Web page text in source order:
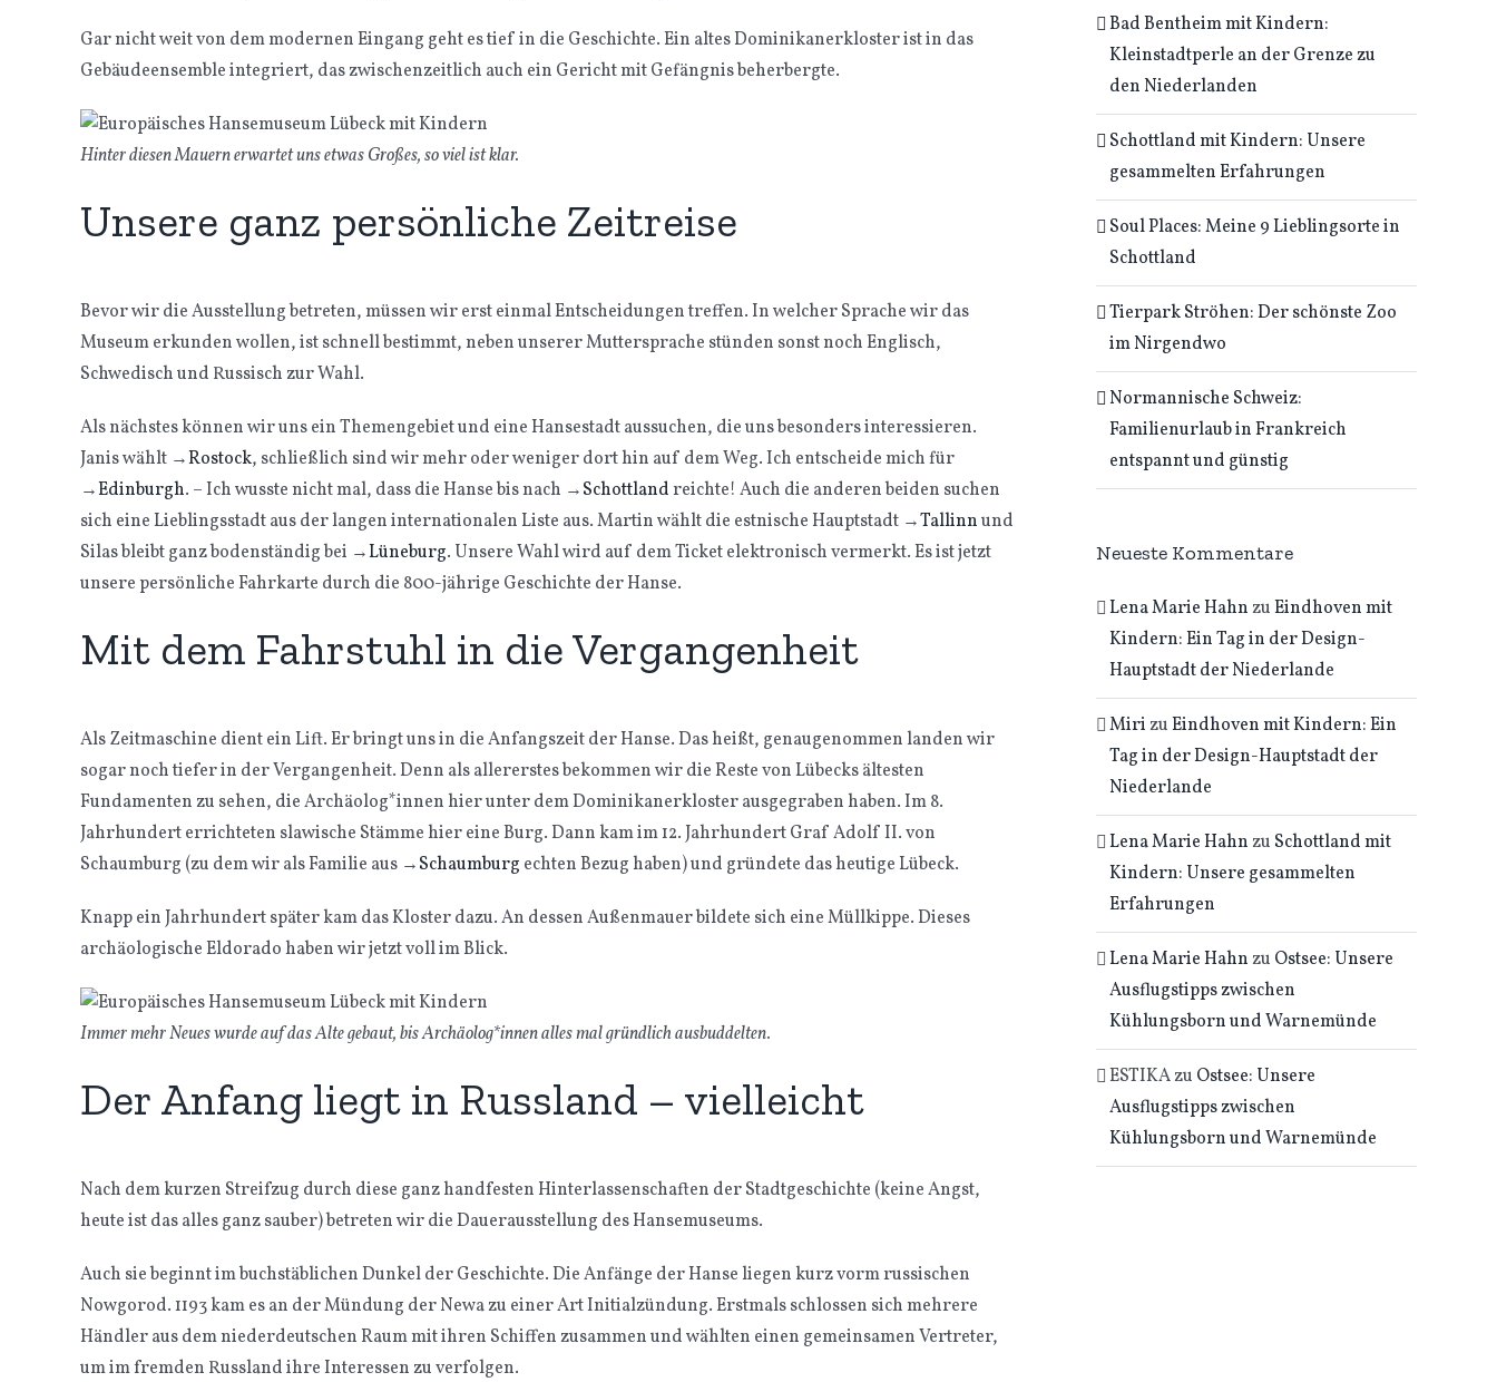
Gar nicht weit von dem modernen Eingang geht es tief in die Geschichte. Ein altes Dominikanerkloster ist in das
Gebäudeensemble integriert, das zwischenzeitlich auch ein Gericht mit Gefängnis beherbergte.
Hinter diesen Mauern erwartet uns etwas Großes, so viel ist klar.
Unsere ganz persönliche Zeitreise
Bevor wir die Ausstellung betreten, müssen wir erst einmal Entscheidungen treffen. In welcher Sprache wir das
Museum erkunden wollen, ist schnell bestimmt, neben unserer Muttersprache stünden sonst noch Englisch,
Schwedisch und Russisch zur Wahl.
Als nächstes können wir uns ein Themengebiet und eine Hansestadt aussuchen, die uns besonders interessieren.
Janis wählt →Rostock, schließlich sind wir mehr oder weniger dort hin auf dem Weg. Ich entscheide mich für
→Edinburgh. – Ich wusste nicht mal, dass die Hanse bis nach →Schottland reichte! Auch die anderen beiden suchen
sich eine Lieblingsstadt aus der langen internationalen Liste aus. Martin wählt die estnische Hauptstadt →Tallinnund
Silas bleibt ganz bodenständig bei →Lüneburg. Unsere Wahl wird auf dem Ticket elektronisch vermerkt. Es ist jetzt
unsere persönliche Fahrkarte durch die 800-jährige Geschichte der Hanse.
Mit dem Fahrstuhl in die Vergangenheit
Als Zeitmaschine dient ein Lift. Er bringt uns in die Anfangszeit der Hanse. Das heißt, genaugenommen landen wir
sogar noch tiefer in der Vergangenheit. Denn als allererstes bekommen wir die Reste von Lübecks ältesten
Fundamenten zu sehen, die Archäolog*innen hier unter dem Dominikanerkloster ausgegraben haben. Im 8.
Jahrhundert errichteten slawische Stämme hier eine Burg. Dann kam im 12. Jahrhundert Graf Adolf II. von
Schaumburg (zu dem wir als Familie aus →Schaumburg echten Bezug haben) und gründete das heutige Lübeck.
Knapp ein Jahrhundert später kam das Kloster dazu. An dessen Außenmauer bildete sich eine Müllkippe. Dieses
archäologische Eldorado haben wir jetzt voll im Blick.
Immer mehr Neues wurde auf das Alte gebaut, bis Archäolog*innen alles mal gründlich ausbuddelten.
Der Anfang liegt in Russland – vielleicht
Nach dem kurzen Streifzug durch diese ganz handfesten Hinterlassenschaften der Stadtgeschichte (keine Angst,
heute ist das alles ganz sauber) betreten wir die Dauerausstellung des Hansemuseums.
Auch sie beginnt im buchstäblichen Dunkel der Geschichte. Die Anfänge der Hanse liegen kurz vorm russischen
Nowgorod. 1193 kam es an der Mündung der Newa zu einer Art Initialzündung. Erstmals schlossen sich mehrere
Händler aus dem niederdeutschen Raum mit ihren Schiffen zusammen und wählten einen gemeinsamen Vertreter,
um im fremden Russland ihre Interessen zu verfolgen.
Bad Bentheim mit Kindern:
Kleinstadtperle an der Grenze zu
den Niederlanden
Schottland mit Kindern: Unsere
gesammelten Erfahrungen
Soul Places: Meine 9 Lieblingsorte in
Schottland
Tierpark Ströhen: Der schönste Zoo
im Nirgendwo
Normannische Schweiz:
Familienurlaub in Frankreich
entspannt und günstig
Neueste Kommentare
Lena Marie HahnzuEindhoven mit
Kindern: Ein Tag in der Design-
Hauptstadt der Niederlande
MirizuEindhoven mit Kindern: Ein
Tag in der Design-Hauptstadt der
Niederlande
Lena Marie Hahnzu Schottland mit
Kindern: Unsere gesammelten
Erfahrungen
Lena Marie Hahnzu Ostsee: Unsere
Ausflugstipps zwischen
Kühlungsborn und Warnemünde
ESTIKAzu Ostsee: Unsere
Ausflugstipps zwischen
Kühlungsborn und Warnemünde